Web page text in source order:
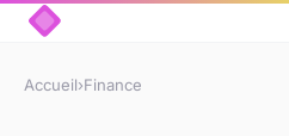
Accueil›Finance